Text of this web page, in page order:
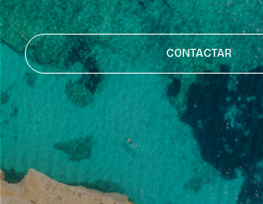
CONTACTAR